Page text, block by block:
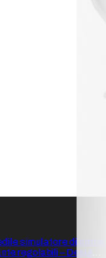
simulatore di corse
regolabili – Design